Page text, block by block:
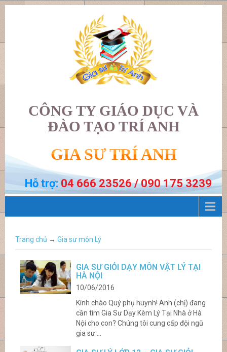
CÔNG TY GIÁO DỤC VÀ
ĐÀO TẠO TRÍ ANH
GIA SƯ TRÍ ANH
Hỗ trợ: 04 666 23526 / 090 175 3239
Trang chủ → Gia sư môn Lý
GIA SƯ GIỎI DẠY MÔN VẬT LÝ TẠI
HÀ NỘI
10/06/2016
Kính chào Quý phụ huynh! Anh (chị) đang
cần tìm Gia Sư Dạy Kèm Lý Tại Nhà ở Hà
Nội cho con? Chúng tôi cung cấp đội ngũ
gia sư ...